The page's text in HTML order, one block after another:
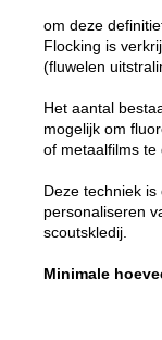
om deze
Flocking is
(fluwelen
Het aantal
mogelijk om
of metaalfilms te
Deze techniek
personaliseren
scoutskledij.
Minimale